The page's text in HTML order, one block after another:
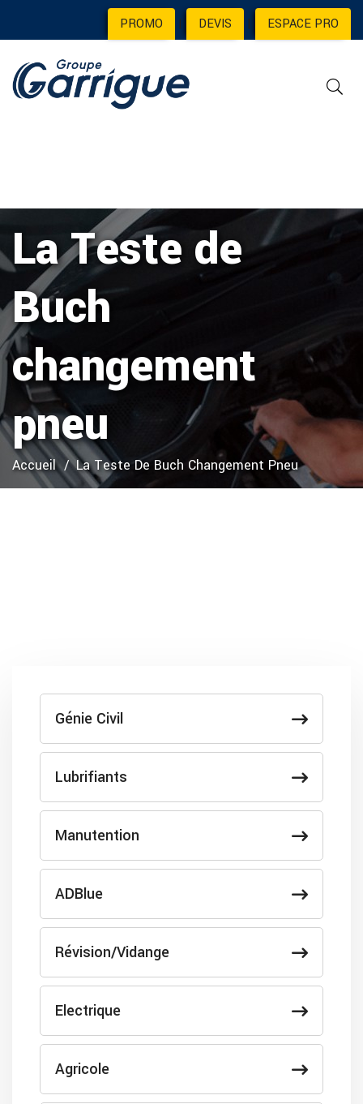
PROMO | DEVIS | ESPACE PRO
La Teste de
Buch
changement
pneu
Accueil La Teste De Buch Changement Pneu
Génie Civil
Lubrifiants
Manutention
ADBlue
Révision/Vidange
Electrique
Agricole